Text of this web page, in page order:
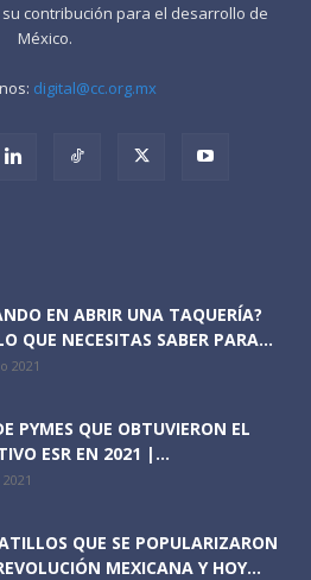
contribución para el desarrollo de
México.
digital@cc.org.mx
EN ABRIR UNA TAQUERÍA?
QUE NECESITAS SABER PARA...
2021
PYMES QUE OBTUVIERON EL
ESR EN 2021 |...
QUE SE POPULARIZARON
MEXICANA Y HOY...